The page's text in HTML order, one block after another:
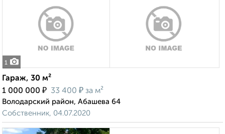
1
Гараж, 30 м²
1 000 000 ₽ 33 400 ₽ за м²
Володарский район, Абашева 64
Собственник, 04.07.2020